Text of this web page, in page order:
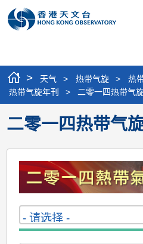
> 天气 > 热带气旋 > 热
热带气旋年刊
> 二零一四热带气
二零一四热带气